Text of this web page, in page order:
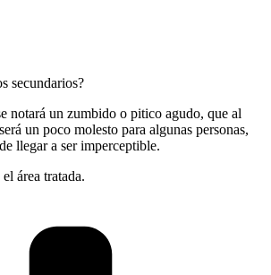
secundarios?
notará un zumbido o pitico agudo, que al
un poco molesto para algunas personas,
llegar a ser imperceptible.
área tratada.